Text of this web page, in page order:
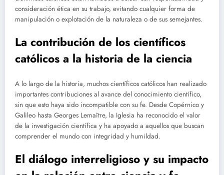
consideración ética en su trabajo, evitando cualquier forma de
manipulación o explotación de la naturaleza o de sus semejantes.
La contribución de los científicos
católicos a la historia de la ciencia
A lo largo de la historia, muchos científicos católicos han realizado
importantes contribuciones al avance del conocimiento científico,
sin que esto haya sido incompatible con su fe. Desde Copérnico y
Galileo hasta Georges Lemaître, la Iglesia ha reconocido el valor
de la investigación científica y ha apoyado a aquellos que buscan
comprender el mundo con integridad y humildad.
El diálogo interreligioso y su impacto